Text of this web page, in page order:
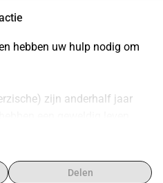
hebben uw hulp nodig om
zijn anderhalf jaar
adoptant door een financiële
heeft hij besloten om terug te
Delen